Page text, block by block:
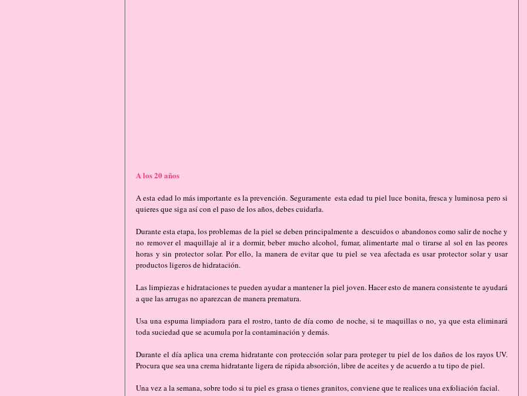
A los 20 años
A esta edad lo más importante es la prevención. Seguramente  esta edad tu piel luce bonita, fresca y luminosa pero si
quieres que siga así con el paso de los años, debes cuidarla.
Durante esta etapa, los problemas de la piel se deben principalmente a  descuidos o abandonos como salir de noche y
no remover el maquillaje al ir a dormir, beber mucho alcohol, fumar, alimentarte mal o tirarse al sol en las peores
horas y sin protector solar. Por ello, la manera de evitar que tu piel se vea afectada es usar protector solar y usar
productos ligeros de hidratación.
Las limpiezas e hidrataciones te pueden ayudar a mantener la piel joven. Hacer esto de manera consistente te ayudará
a que las arrugas no aparezcan de manera prematura.
Usa una espuma limpiadora para el rostro, tanto de día como de noche, si te maquillas o no, ya que esta eliminará
toda suciedad que se acumula por la contaminación y demás.
Durante el día aplica una crema hidratante con protección solar para proteger tu piel de los daños de los rayos UV.
Procura que sea una crema hidratante ligera de rápida absorción, libre de aceites y de acuerdo a tu tipo de piel.
Una vez a la semana, sobre todo si tu piel es grasa o tienes granitos, conviene que te realices una exfoliación facial.